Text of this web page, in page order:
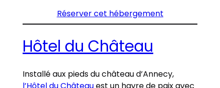
Réserver cet hébergement
Hôtel du Château
Installé aux pieds du château d’Annecy,
l’Hôtel du Châteauest un havre de paix avec